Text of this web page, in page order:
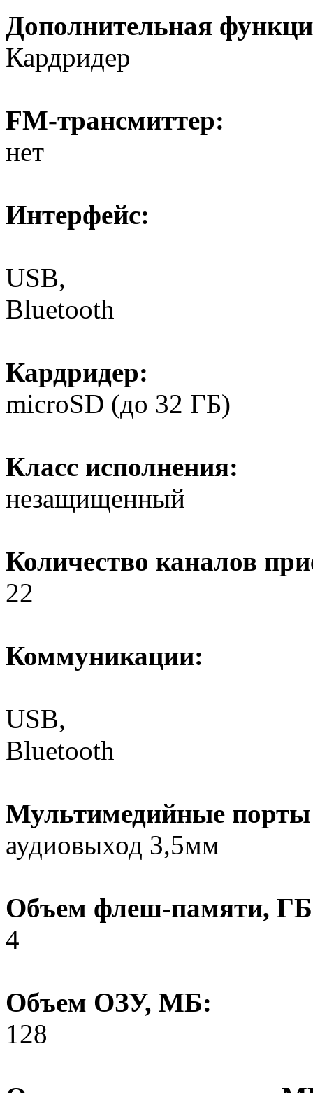
Дополнительная
Кардридер
FM-трансмиттер:
нет
Интерфейс:
USB,
Bluetooth
Кардридер:
microSD (до 32 ГБ)
Класс исполнения:
незащищенный
Количество каналов
22
Коммуникации:
USB,
Bluetooth
Мультимедийные
аудиовыход 3,5мм
Объем флеш-памяти,
4
Объем ОЗУ, МБ:
128